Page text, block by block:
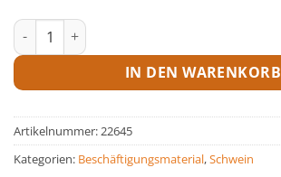
Beißring Natur Menge
IN DEN WARENKORB
Artikelnummer: 22645
Kategorien: Beschäftigungsmaterial,Schwein